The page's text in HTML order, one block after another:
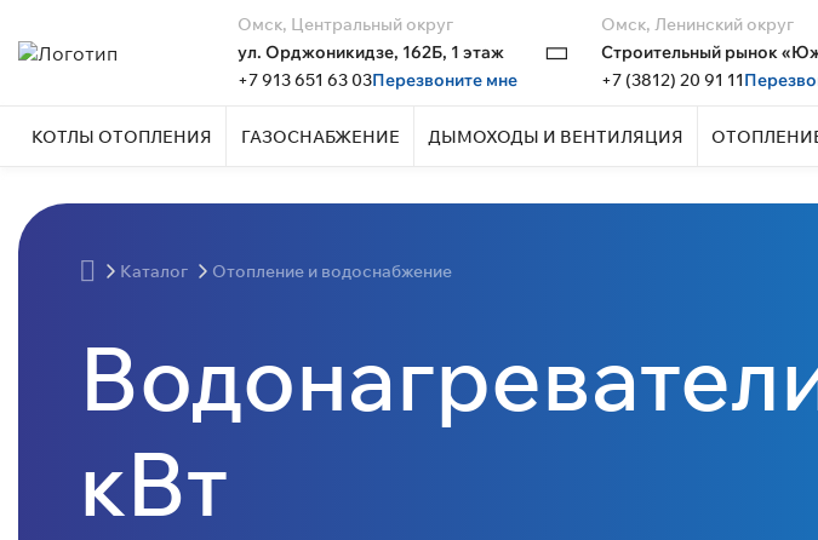
Омск, Центральный округ
ул. Орджоникидзе, 162Б, 1 этаж
+7 913 651 63 03Перезвоните мне
Омск, Ленинский округ
Строительный рынок
+7 (3812) 20 91 11
КОТЛЫ ОТОПЛЕНИЯ ГАЗОСНАБЖЕНИЕ ДЫМОХОДЫ И ВЕНТИЛЯЦИЯ
Каталог Отопление и водоснабжение
кВт